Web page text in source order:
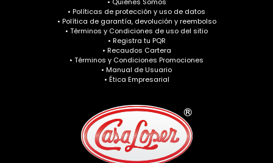
• Políticas de protección y uso de datos
• Política de garantía, devolución y reembolso
• Términos y Condiciones de uso del sitio
• Registra tu PQR
• Recaudos Cartera
• Términos y Condiciones Promociones
• Manual de Usuario
• Ética Empresarial